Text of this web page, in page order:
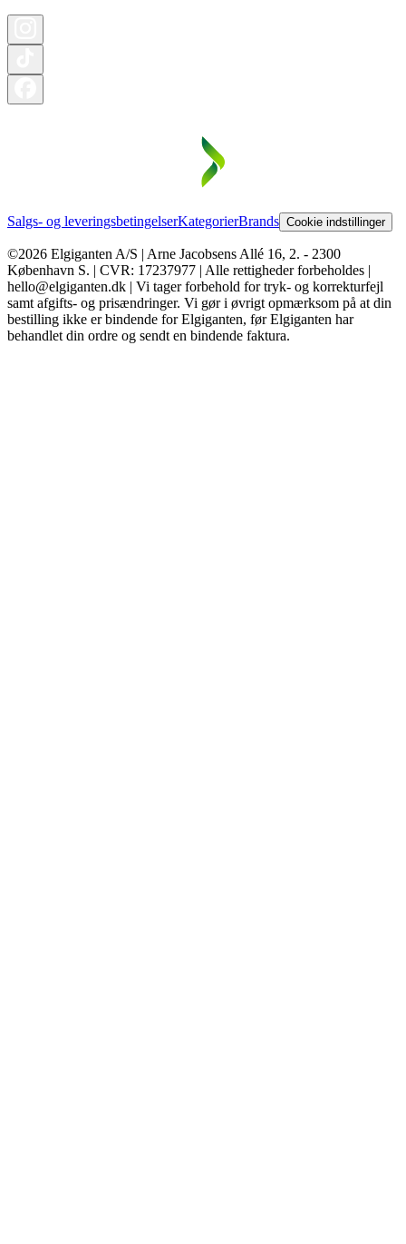
Salgs- og leveringsbetingelserKategorierBrands Cookie indstillinger
©2026 Elgiganten A/S | Arne Jacobsens Allé 16, 2. - 2300
København S. | CVR: 17237977 | Alle rettigheder forbeholdes |
hello@elgiganten.dk | Vi tager forbehold for tryk- og korrekturfejl
samt afgifts- og prisændringer. Vi gør i øvrigt opmærksom på at din
bestilling ikke er bindende for Elgiganten, før Elgiganten har
behandlet din ordre og sendt en bindende faktura.